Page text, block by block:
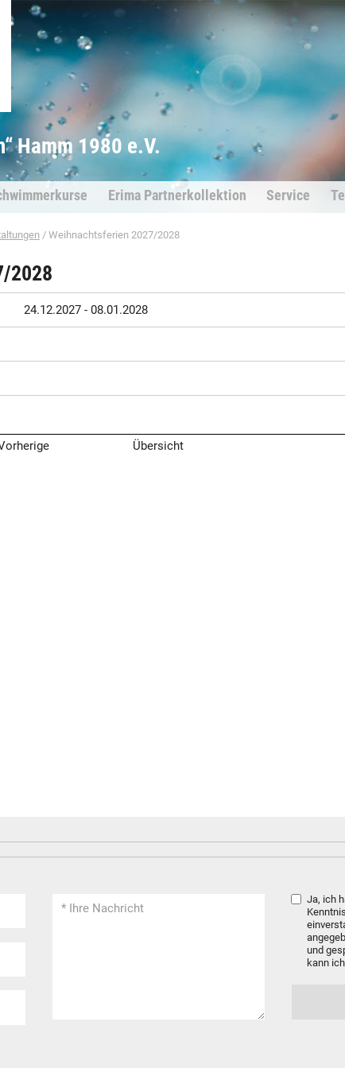
Hamm 1980 e.V.
Erima Partnerkollektion Service
/ Weihnachtsferien 2027/2028
2028
24.12.2027 - 08.01.2028
Übersicht
Ja, ich
und
kann